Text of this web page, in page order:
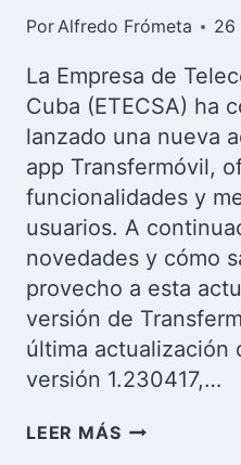
PorAlfredo Frómeta 26
La Empresa de
Cuba (ETECSA) ha
lanzado una nueva
app Transfermóvil,
funcionalidades y
usuarios. A
novedades y cómo
provecho a esta
versión de
última actualización
versión 1.230417,…
LEER MÁS